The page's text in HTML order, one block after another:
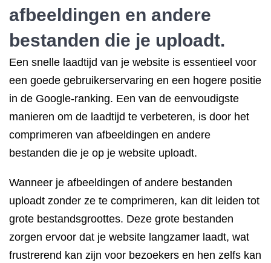
afbeeldingen en andere
bestanden die je uploadt.
Een snelle laadtijd van je website is essentieel voor
een goede gebruikerservaring en een hogere positie
in de Google-ranking. Een van de eenvoudigste
manieren om de laadtijd te verbeteren, is door het
comprimeren van afbeeldingen en andere
bestanden die je op je website uploadt.
Wanneer je afbeeldingen of andere bestanden
uploadt zonder ze te comprimeren, kan dit leiden tot
grote bestandsgroottes. Deze grote bestanden
zorgen ervoor dat je website langzamer laadt, wat
frustrerend kan zijn voor bezoekers en hen zelfs kan